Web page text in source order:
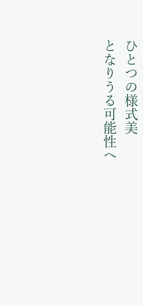
ひとつの様式美
となりうる可能性へ